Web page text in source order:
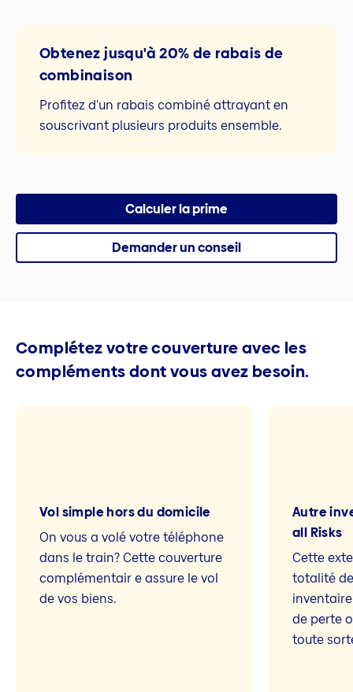
Obtenez jusqu'à 20% de rabais de
combinaison
Profitez d'un rabais combiné attrayant en
souscrivant plusieurs produits ensemble.
Calculer la prime
Demander un conseil
Complétez votre couverture avec les
compléments dont vous avez besoin.
Vol simple hors du domicile
On vous a volé votre téléphone
dans le train? Cette couverture
complémentair e assure le vol
de vos biens.
Autre
all Risks
Cette
totalité
de perte
toute